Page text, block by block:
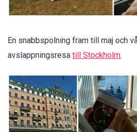
En snabbspolning fram till maj och
avslappningsresa till Stockholm.